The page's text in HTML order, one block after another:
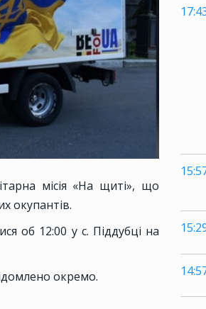
місія «На щиті», що
окупантів.
об 12:00 у с. Піддубці на
окремо.